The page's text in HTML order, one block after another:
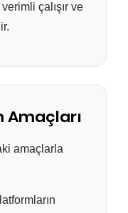
çalışır ve
Amaçları
amaçlarla